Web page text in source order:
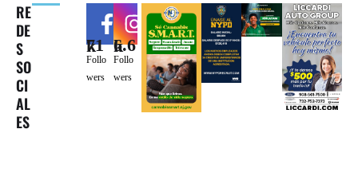
RE
DE
S
SO
CI
AL
ES
71k
Follo
wers
6.6k
Follo
wers